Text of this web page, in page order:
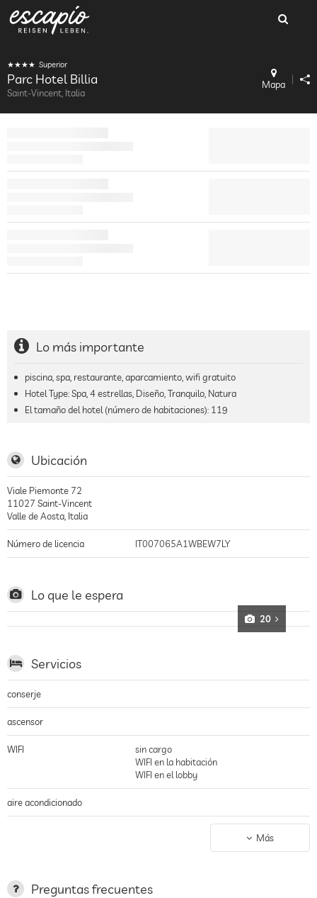
Superior
Parc Hotel Billia
Saint-Vincent, Italia
Mapa
Lo más importante
piscina, spa, restaurante, aparcamiento, wifi gratuito
Hotel Type: Spa, 4 estrellas, Diseño, Tranquilo, Natura
El tamaño del hotel (número de habitaciones): 119
Ubicación
Viale Piemonte 72
11027 Saint-Vincent
Valle de Aosta Italia
Número de licencia IT007065A1WBEW7LY
Lo que le espera
20
Servicios
conserje
ascensor
WIFI
sin cargo
WIFI en la habitación
WIFI en el lobby
aire acondicionado
servicio de lavandería
Más
Preguntas frecuentes